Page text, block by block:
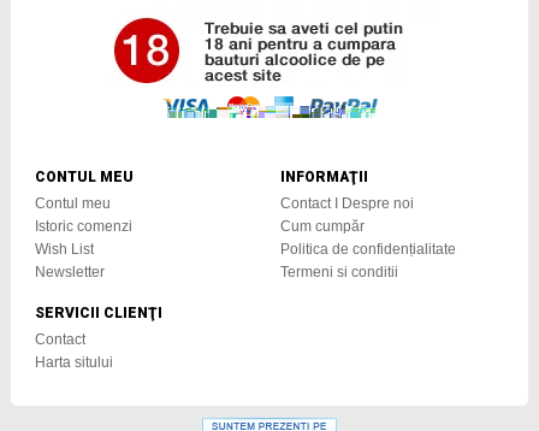
CONTUL MEU
Contul meu
Istoric comenzi
Wish List
Newsletter
SERVICII CLIENŢI
Contact
Harta sitului
INFORMAŢII
Contact I Despre noi
Cum cumpăr
Politica de confidențialitate
Termeni si conditii